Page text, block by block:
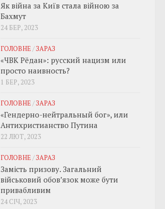
Як війна за Київ стала війною за
Бахмут
24 БЕР, 2023
ГОЛОВНЕ/ЗАРАЗ
«ЧВК Рёдан»: русский нацизм или
просто наивность?
1 БЕР, 2023
ГОЛОВНЕ/ЗАРАЗ
«Гендерно-нейтральный бог», или
Антихристианство Путина
22 ЛЮТ, 2023
ГОЛОВНЕ/ЗАРАЗ
Замість призову. Загальний
військовий обовʼязок може бути
привабливим
24 СІЧ, 2023